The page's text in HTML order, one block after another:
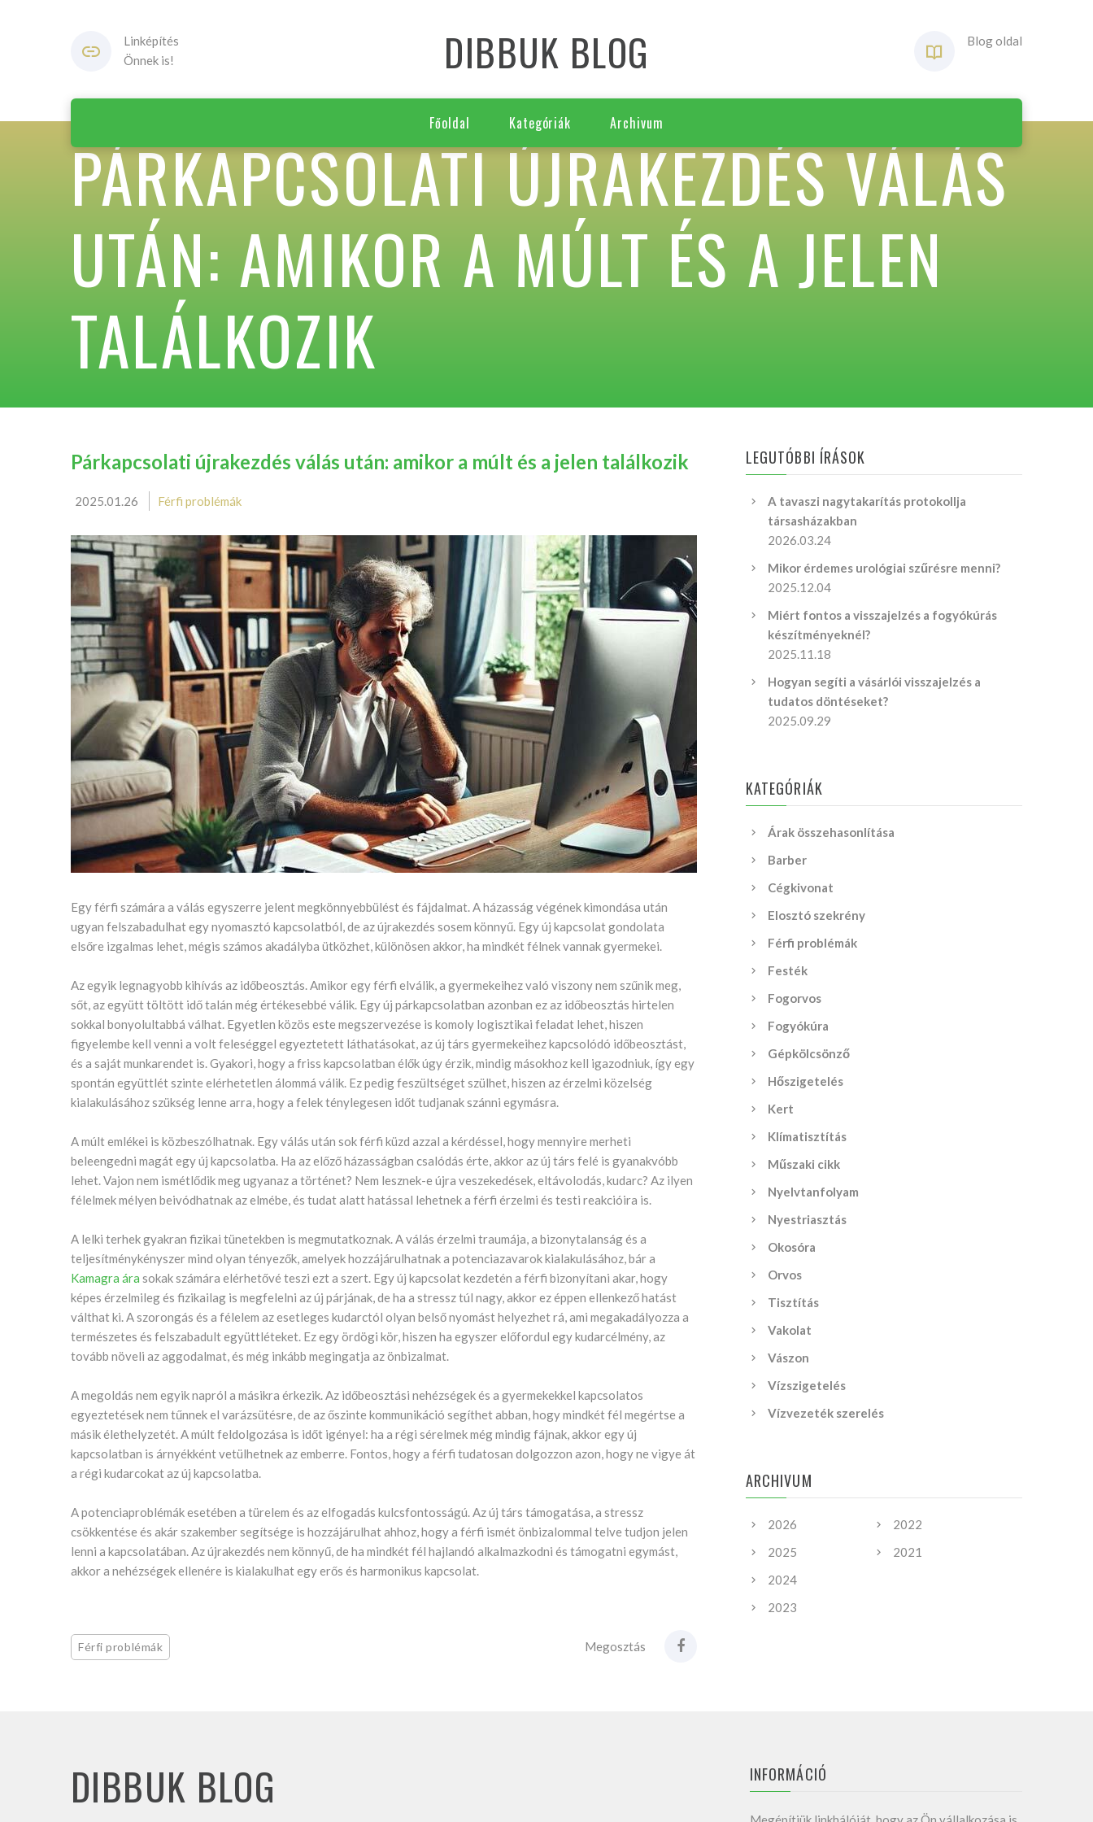
Linképítés
Önnek is!
DIBBUK BLOG Blog oldal
Főoldal Kategóriák Archivum
PÁRKAPCSOLATI ÚJRAKEZDÉS VÁLÁS
UTÁN: AMIKOR A MÚLT ÉS A JELEN
TALÁLKOZIK
Párkapcsolati újrakezdés válás után: amikor a múlt és a jelen találkozik
2025.01.26 Férfi problémák
Egy férfi számára a válás egyszerre jelent megkönnyebbülést és fájdalmat. A házasság végének kimondása után
ugyan felszabadulhat egy nyomasztó kapcsolatból, de az újrakezdés sosem könnyű. Egy új kapcsolat gondolata
elsőre izgalmas lehet, mégis számos akadályba ütközhet, különösen akkor, ha mindkét félnek vannak gyermekei.
Az egyik legnagyobb kihívás az időbeosztás. Amikor egy férfi elválik, a gyermekeihez való viszony nem szűnik meg,
sőt, az együtt töltött idő talán még értékesebbé válik. Egy új párkapcsolatban azonban ez az időbeosztás hirtelen
sokkal bonyolultabbá válhat. Egyetlen közös este megszervezése is komoly logisztikai feladat lehet, hiszen
figyelembe kell venni a volt feleséggel egyeztetett láthatásokat, az új társ gyermekeihez kapcsolódó időbeosztást,
és a saját munkarendet is. Gyakori, hogy a friss kapcsolatban élők úgy érzik, mindig másokhoz kell igazodniuk, így egy
spontán együttlét szinte elérhetetlen álommá válik. Ez pedig feszültséget szülhet, hiszen az érzelmi közelség
kialakulásához szükség lenne arra, hogy a felek ténylegesen időt tudjanak szánni egymásra.
A múlt emlékei is közbeszólhatnak. Egy válás után sok férfi küzd azzal a kérdéssel, hogy mennyire merheti
beleengedni magát egy új kapcsolatba. Ha az előző házasságban csalódás érte, akkor az új társ felé is gyanakvóbb
lehet. Vajon nem ismétlődik meg ugyanaz a történet? Nem lesznek-e újra veszekedések, eltávolodás, kudarc? Az ilyen
félelmek mélyen beivódhatnak az elmébe, és tudat alatt hatással lehetnek a férfi érzelmi és testi reakcióira is.
A lelki terhek gyakran fizikai tünetekben is megmutatkoznak. A válás érzelmi traumája, a bizonytalanság és a
teljesítménykényszer mind olyan tényezők, amelyek hozzájárulhatnak a potenciazavarok kialakulásához, bár a
Kamagra ára sokak számára elérhetővé teszi ezt a szert. Egy új kapcsolat kezdetén a férfi bizonyítani akar, hogy
képes érzelmileg és fizikailag is megfelelni az új párjának, de ha a stressz túl nagy, akkor ez éppen ellenkező hatást
válthat ki. A szorongás és a félelem az esetleges kudarctól olyan belső nyomást helyezhet rá, ami megakadályozza a
természetes és felszabadult együttléteket. Ez egy ördögi kör, hiszen ha egyszer előfordul egy kudarcélmény, az
tovább növeli az aggodalmat, és még inkább megingatja az önbizalmat.
A megoldás nem egyik napról a másikra érkezik. Az időbeosztási nehézségek és a gyermekekkel kapcsolatos
egyeztetések nem tűnnek el varázsütésre, de az őszinte kommunikáció segíthet abban, hogy mindkét fél megértse a
másik élethelyzetét. A múlt feldolgozása is időt igényel: ha a régi sérelmek még mindig fájnak, akkor egy új
kapcsolatban is árnyékként vetülhetnek az emberre. Fontos, hogy a férfi tudatosan dolgozzon azon, hogy ne vigye át
a régi kudarcokat az új kapcsolatba.
A potenciaproblémák esetében a türelem és az elfogadás kulcsfontosságú. Az új társ támogatása, a stressz
csökkentése és akár szakember segítsége is hozzájárulhat ahhoz, hogy a férfi ismét önbizalommal telve tudjon jelen
lenni a kapcsolatában. Az újrakezdés nem könnyű, de ha mindkét fél hajlandó alkalmazkodni és támogatni egymást,
akkor a nehézségek ellenére is kialakulhat egy erős és harmonikus kapcsolat.
Férfi problémák Megosztás
LEGUTÓBBI ÍRÁSOK
A tavaszi nagytakarítás protokollja
társasházakban
2026.03.24
Mikor érdemes urológiai szűrésre menni?
2025.12.04
Miért fontos a visszajelzés a fogyókúrás
készítményeknél?
2025.11.18
Hogyan segíti a vásárlói visszajelzés a
tudatos döntéseket?
2025.09.29
KATEGÓRIÁK
Árak összehasonlítása
Barber
Cégkivonat
Elosztó szekrény
Férfi problémák
Festék
Fogorvos
Fogyókúra
Gépkölcsönző
Hőszigetelés
Kert
Klímatisztítás
Műszaki cikk
Nyelvtanfolyam
Nyestriasztás
Okosóra
Orvos
Tisztítás
Vakolat
Vászon
Vízszigetelés
Vízvezeték szerelés
ARCHIVUM
2026
2025
2024
2023
2022
2021
INFORMÁCIÓ
DIBBUK BLOG